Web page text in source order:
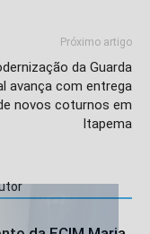
Próximo artigo
da Guarda
avança com entrega
novos coturnos em
Itapema